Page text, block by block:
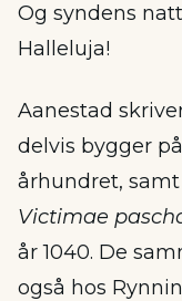
Og syndens
Halleluja!
Aanestad
delvis bygger
århundret,
Victimae
år 1040. De
også hos